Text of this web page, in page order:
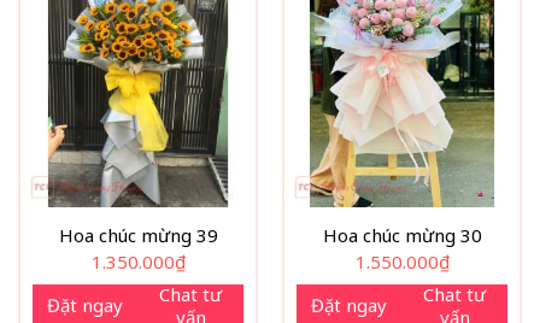
Hoa chúc mừng 39
1.350.000₫
Đặt ngay
Chat tư
vấn
Hoa chúc mừng 30
1.550.000₫
Đặt ngay
Chat tư
vấn